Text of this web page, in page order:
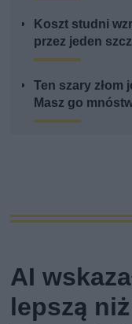
Koszt studni
przez jeden
Ten szary złom
Masz go
AI
lepszą